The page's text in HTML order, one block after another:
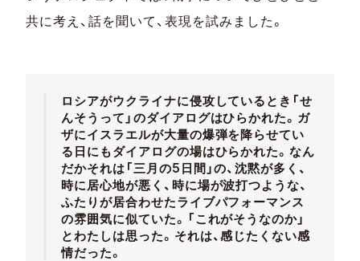
共に考え、話を聞いて、表現を試みました。
ロシアがウクライナに侵攻しているとき「せ
んそうって」のダイアログはひらかれた。ガ
ザにイスラエルが大量の爆弾を降らせてい
る日にもダイアログの場はひらかれた。なん
だかそれは「三月の5日間」の、沈黙が多く、
時に居心地が悪く、時に場が波打つような、
ふたりが居合わせたライブパフォーマンス
の雰囲気に似ていた。「これがそうなのか」
とわたしは思った。それは、感じたくない感
情だった。